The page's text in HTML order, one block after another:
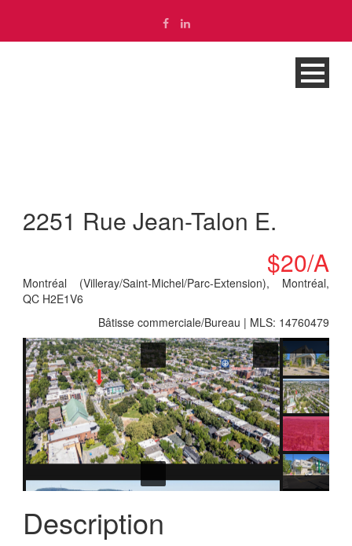
2251 Rue Jean-Talon E.
$20/A
Montréal (Villeray/Saint-Michel/Parc-Extension), Montréal,
QC H2E1V6
Bâtisse commerciale/Bureau | MLS: 14760479
Description